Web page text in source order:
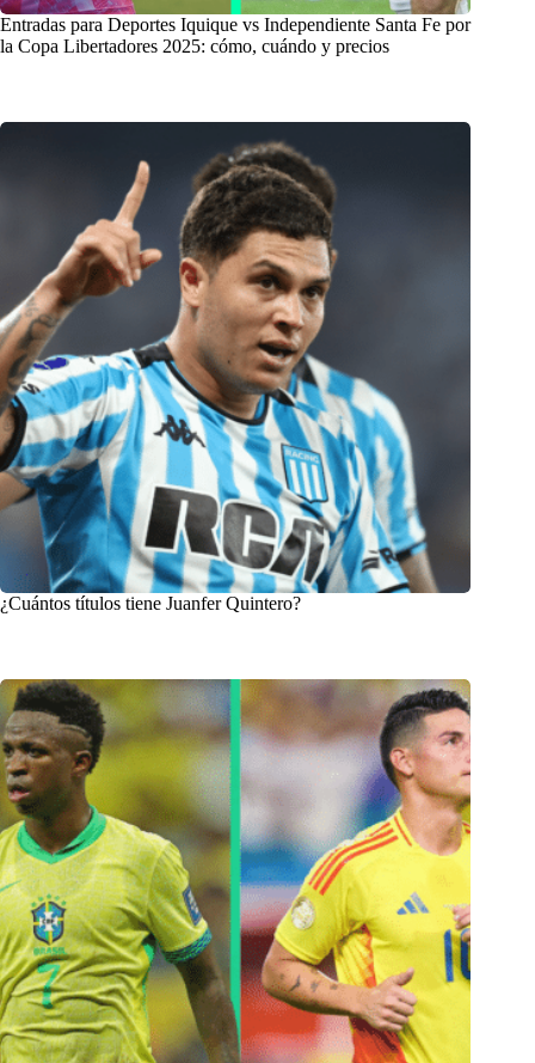
Entradas para Deportes Iquique vs Independiente Santa Fe por
la Copa Libertadores 2025: cómo, cuándo y precios
¿Cuántos títulos tiene Juanfer Quintero?